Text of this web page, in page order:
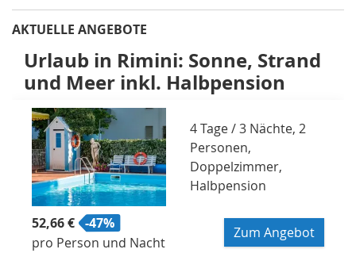
AKTUELLE ANGEBOTE
Urlaub in Rimini: Sonne, Strand
und Meer inkl. Halbpension
4 Tage / 3 Nächte, 2
Personen,
Doppelzimmer,
Halbpension
52,66 € -47%
pro Person und Nacht
Zum Angebot